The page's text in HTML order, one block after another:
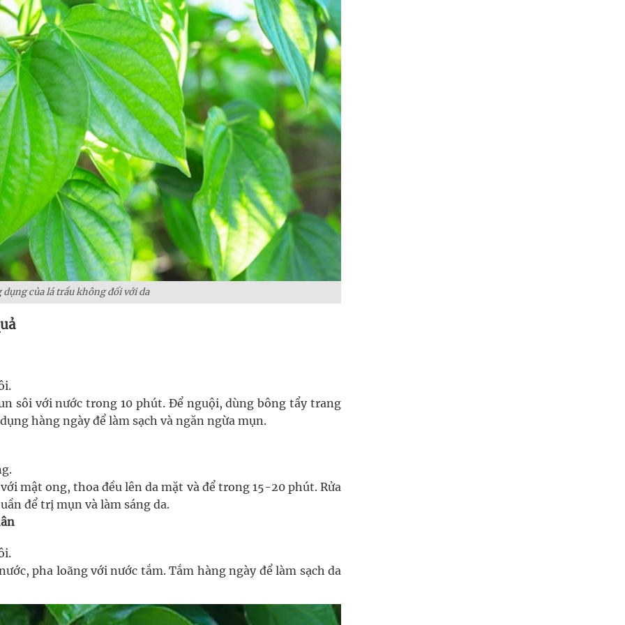
dụng của lá trầu không đối với da
sôi với nước trong 10 phút. Để nguội, dùng bông tẩy trang
hàng ngày để làm sạch và ngăn ngừa mụn.
mật ong, thoa đều lên da mặt và để trong 15-20 phút. Rửa
để trị mụn và làm sáng da.
pha loãng với nước tắm. Tắm hàng ngày để làm sạch da